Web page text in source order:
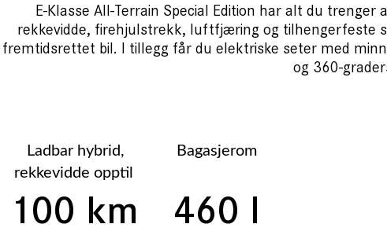
E-Klasse All-Terrain Special Edition har alt du
rekkevidde, firehjulstrekk, luftfjæring og tilhengerfeste
fremtidsrettet bil. I tillegg får du elektriske seter med
og 360-
Ladbar hybrid,
rekkevidde opptil
100 km
Bagasjerom
460 l